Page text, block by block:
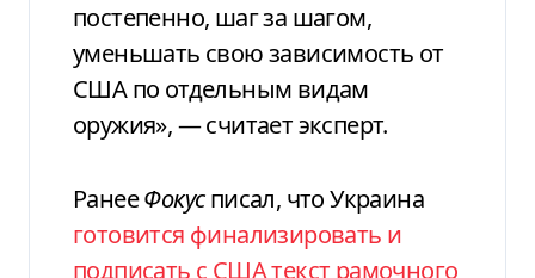
постепенно, шаг за шагом,
уменьшать свою зависимость от
США по отдельным видам
оружия», — считает эксперт.
РанееФокусписал, что Украина
готовится финализировать и
подписать с США текст рамочного